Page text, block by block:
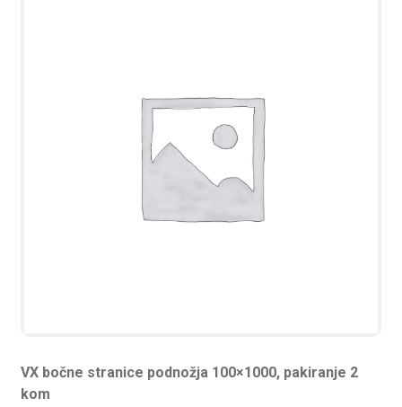
VX bočne stranice podnožja 100×1000, pakiranje 2
kom